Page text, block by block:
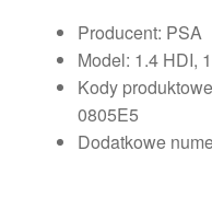
Producent: PSA
Model: 1.4 HDI,
Kody
0805E5
Dodatkowe